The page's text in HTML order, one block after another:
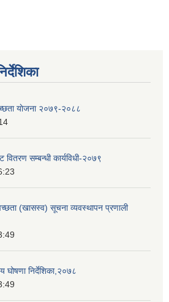
याेजना २०७९-२०८८
सम्बन्धी कार्यविधी-२०७९
(खासस्व) सूचना व्यवस्थापन प्रणाली
घोषणा निर्देशिका,२०७८